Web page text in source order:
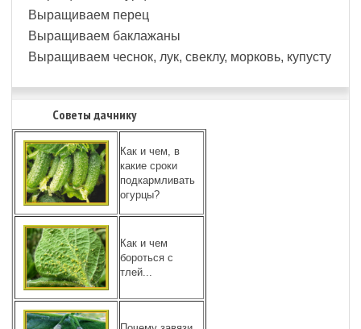
Выращиваем перец
Выращиваем баклажаны
Выращиваем чеснок, лук, свеклу, морковь, купусту
Советы дачнику
Как и чем, в
какие сроки
подкармливать
огурцы?
Как и чем
бороться с
тлей...